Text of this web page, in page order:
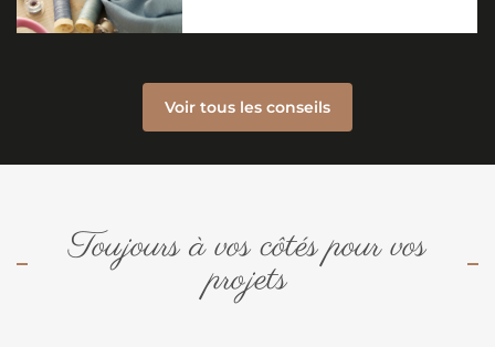
Voir tous les conseils
Toujours à vos côtés pour vos
projets